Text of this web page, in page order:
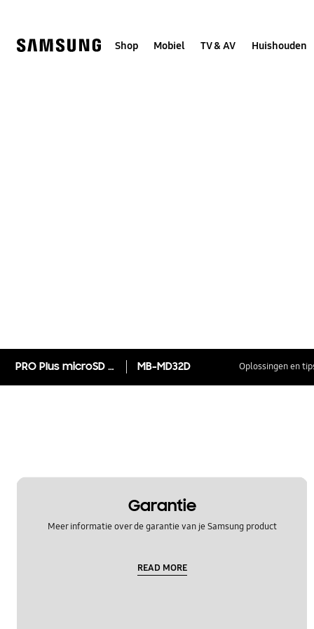
Shop Mobiel TV & AV Huishouden
PRO Plus microSD Kaart incl. adapter MB-MD32D Oplossingen en
Garantie
Meer informatie over de garantie van je Samsung product
READ MORE